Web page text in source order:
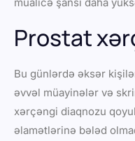
Prostat
Bu günlərdə əksər
əvvəl müayinələr və
xərçəngi diaqnozu
əlamətlərinə bələd